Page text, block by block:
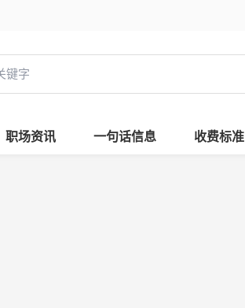
职场资讯 一句话信息 收费标准